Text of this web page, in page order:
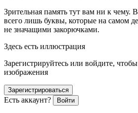
Зрительная память тут вам ни к чему.
всего лишь буквы, которые на самом
не значащими закорючками.
Здесь есть иллюстрация
Зарегистрируйтесь или войдите,
изображения
Зарегистрироваться
Есть аккаунт? Войти